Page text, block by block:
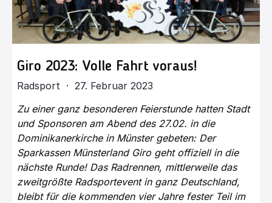
Giro 2023: Volle Fahrt voraus!
Radsport · 27. Februar 2023
Zu einer ganz besonderen Feierstunde hatten Stadt
und Sponsoren am Abend des 27.02. in die
Dominikanerkirche in Münster gebeten: Der
Sparkassen Münsterland Giro geht offiziell in die
nächste Runde! Das Radrennen, mittlerweile das
zweitgrößte Radsportevent in ganz Deutschland,
bleibt für die kommenden vier Jahre fester Teil im